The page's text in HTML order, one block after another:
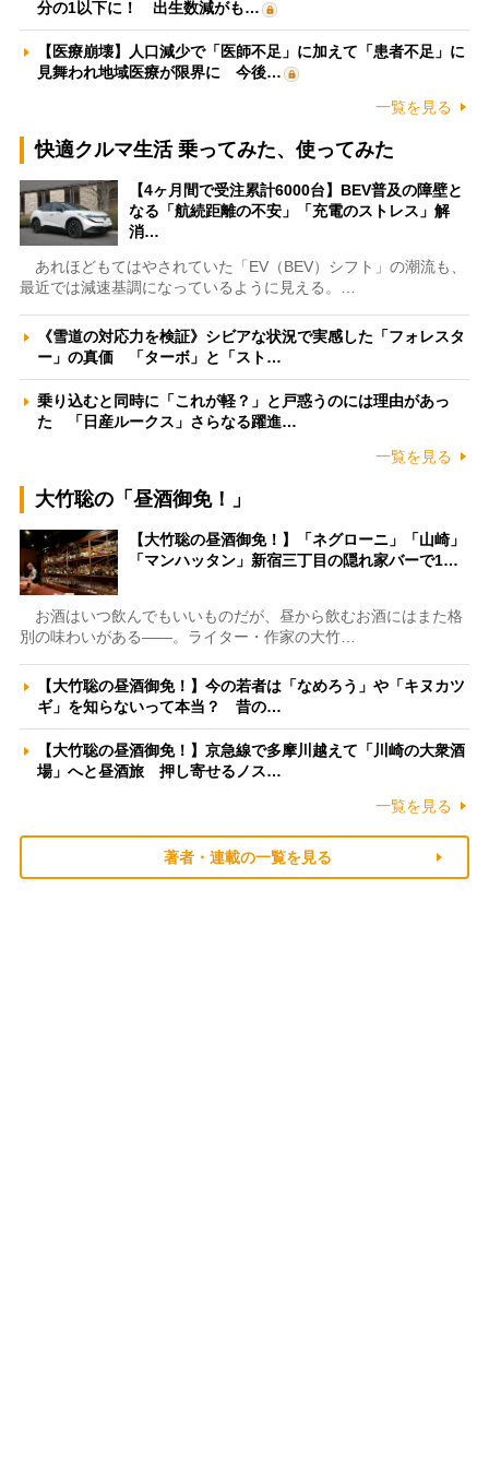
分の1以下に！ 出生数減がも…
【医療崩壊】人口減少で「医師不足」に加えて「患者不足」に
見舞われ地域医療が限界に 今後…
一覧を見る
快適クルマ生活 乗ってみた、使ってみた
【4ヶ月間で受注累計6000台】BEV普及の障壁と
なる「航続距離の不安」「充電のストレス」解
消…
あれほどもてはやされていた「EV（BEV）シフト」の潮流も、
最近では減速基調になっているように見える。…
《雪道の対応力を検証》シビアな状況で実感した「フォレスタ
ー」の真価 「ターボ」と「スト…
乗り込むと同時に「これが軽？」と戸惑うのには理由があっ
た 「日産ルークス」さらなる躍進…
一覧を見る
大竹聡の「昼酒御免！」
【大竹聡の昼酒御免！】「ネグローニ」「山崎」
「マンハッタン」新宿三丁目の隠れ家バーで1…
お酒はいつ飲んでもいいものだが、昼から飲むお酒にはまた格
別の味わいがある――。ライター・作家の大竹…
【大竹聡の昼酒御免！】今の若者は「なめろう」や「キヌカツ
ギ」を知らないって本当？ 昔の…
【大竹聡の昼酒御免！】京急線で多摩川越えて「川崎の大衆酒
場」へと昼酒旅 押し寄せるノス…
一覧を見る
著者・連載の一覧を見る